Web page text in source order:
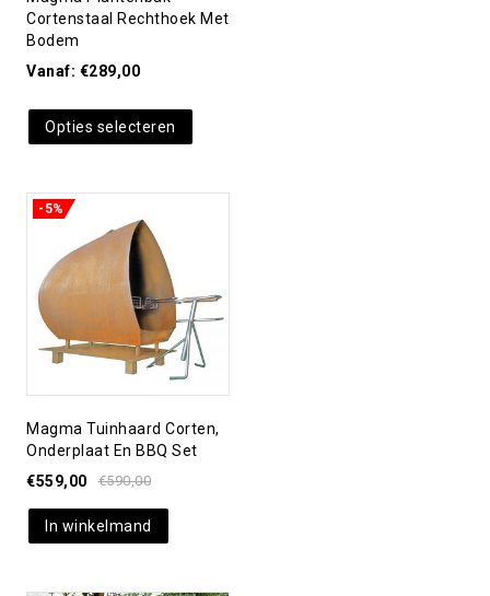
Cortenstaal Rechthoek Met
Bodem
Vanaf: €289,00
Opties selecteren
-5%
Magma Tuinhaard Corten,
Onderplaat En BBQ Set
€590,00
€559,00
In winkelmand